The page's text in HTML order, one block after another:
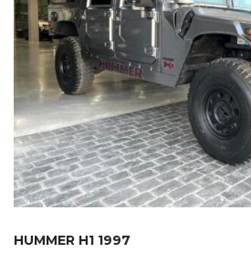
HUMMER H1 1997